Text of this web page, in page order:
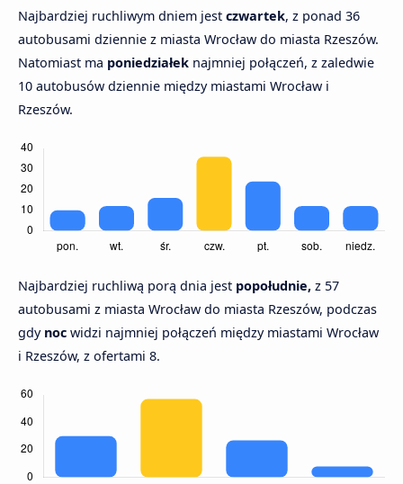
Najbardziej ruchliwym dniem jest czwartek, z ponad 36
autobusami dziennie z miasta Wrocław do miasta Rzeszów.
Natomiast ma poniedziałek najmniej połączeń, z zaledwie
10 autobusów dziennie między miastami Wrocław i
Rzeszów.
Najbardziej ruchliwą porą dnia jest popołudnie, z 57
autobusami z miasta Wrocław do miasta Rzeszów, podczas
gdy noc widzi najmniej połączeń między miastami Wrocław
i Rzeszów, z ofertami 8.